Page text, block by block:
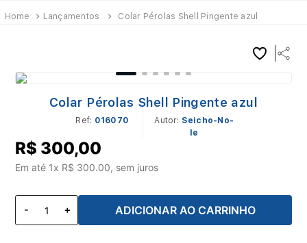
Lançamentos Colar Pérolas Shell Pingente azul
Colar Pérolas Shell Pingente azul
Ref: 016070
Seicho-No-
Ie
R$ 300,00
Em até 1x R$ 300.00, sem juros
ADICIONAR AO CARRINHO